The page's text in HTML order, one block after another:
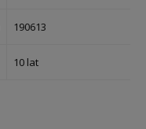
190613
10 lat